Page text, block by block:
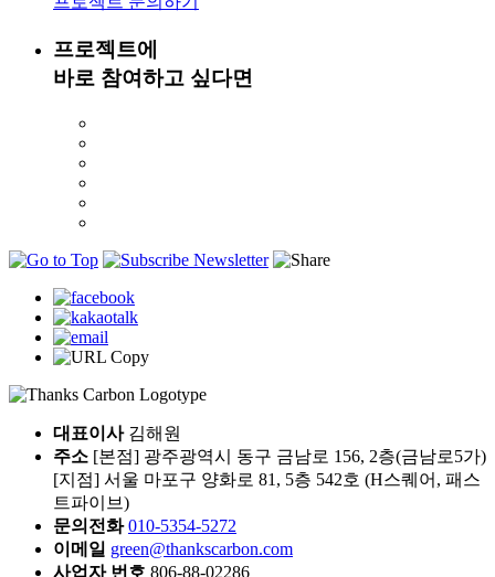
프로젝트에
바로 참여하고 싶다면
대표이사김해원
주소 [본점] 광주광역시 동구 금남로 156, 2층(금남로5가)
[지점] 서울 마포구 양화로 81, 5층 542호 (H스퀘어, 패스
트파이브)
문의전화 010-5354-5272
이메일 green@thankscarbon.com
사업자 번호 806-88-02286